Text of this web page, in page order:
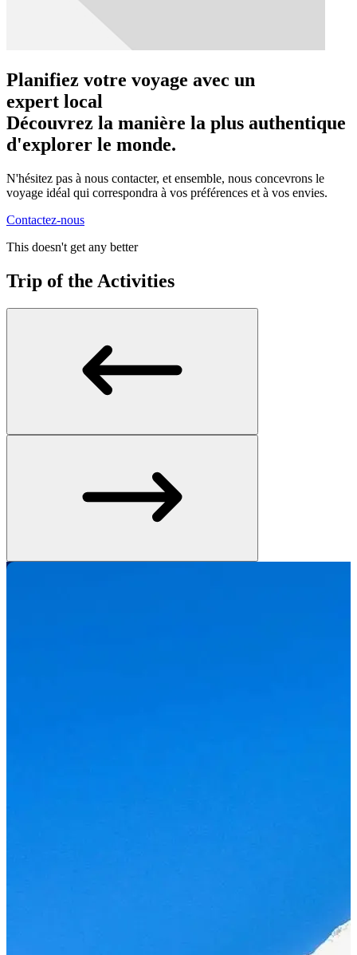
Planifiez votre voyage avec un
expert local
Découvrez la manière la plus authentique
d'explorer le monde.
N'hésitez pas à nous contacter, et ensemble, nous concevrons le
voyage idéal qui correspondra à vos préférences et à vos envies.
Contactez-nous
This doesn't get any better
Trip of the Activities